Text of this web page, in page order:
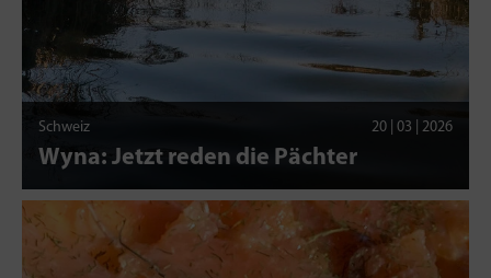
Schweiz 20 | 03 | 2026
Wyna: Jetzt reden die Pächter